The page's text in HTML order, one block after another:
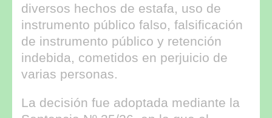
diversos hechos de estafa, uso de
instrumento público falso, falsificación
de instrumento público y retención
indebida, cometidos en perjuicio de
varias personas.
La decisión fue adoptada mediante la